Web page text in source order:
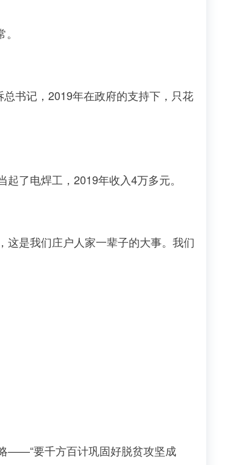
书记，2019年在政府的支持下，只花
了电焊工，2019年收入4万多元。
是我们庄户人家一辈子的大事。我们
——“要千方百计巩固好脱贫攻坚成